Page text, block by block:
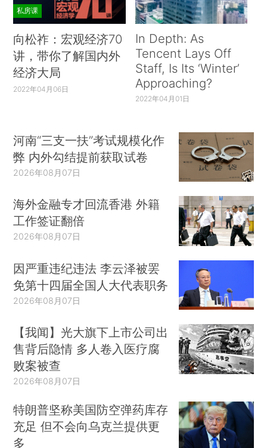
私房课
向松祚：宏观经济70
讲，带你了解国内外
经济大局
2022年04月06日
In Depth: As
Tencent Lays Off
Staff, Is Its ‘Winter’
Approaching?
2022年04月01日
河南“三支一扶”考试规模化作
弊 内外勾结提前获取试卷
2026年08月07日
海外金融专才回流香港 外籍
工作签证翻倍
2026年08月07日
因严重违纪违法 李云泽被罢
免第十四届全国人大代表职务
2026年08月07日
【我闻】光大旗下上市公司出
售背后隐情 多人卷入医疗腐
败案被查
2026年08月07日
特朗普坚称美国防空弹药库存
充足 但不会向乌克兰提供更
多